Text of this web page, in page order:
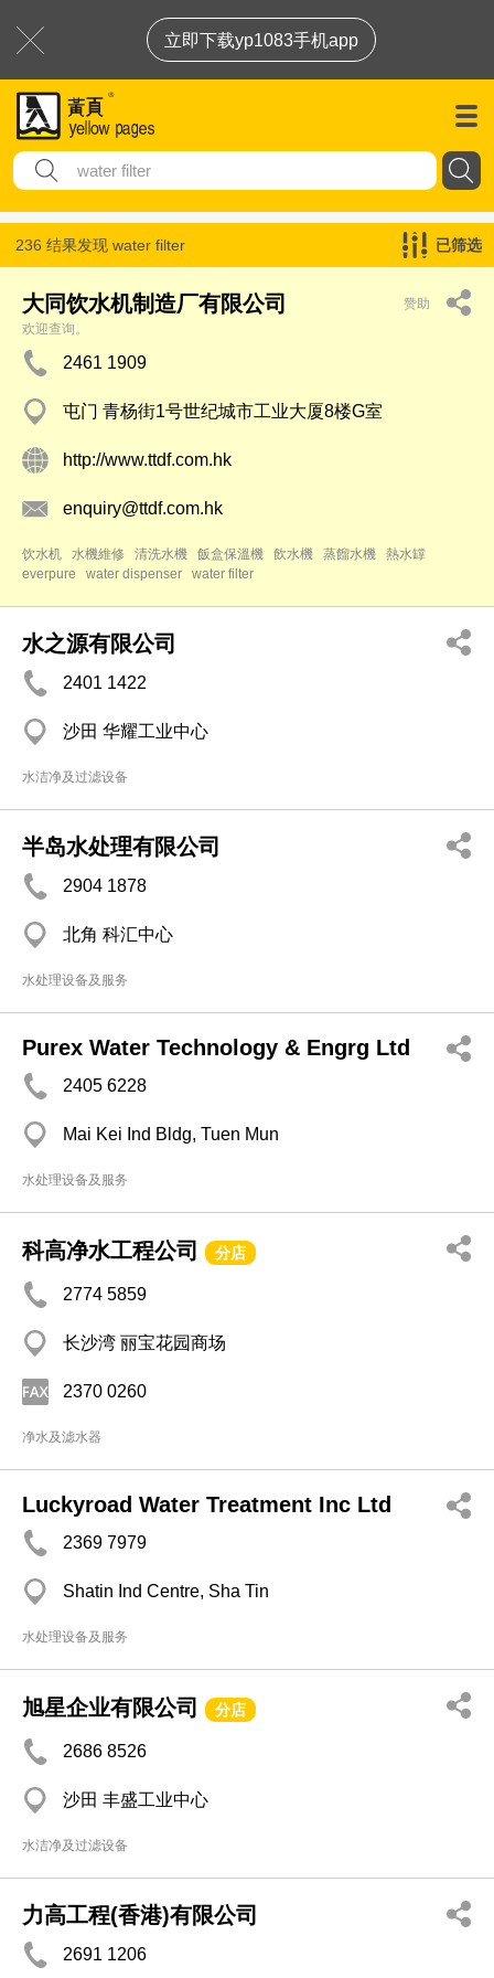
立即下载yp1083手机app
236 结果发现 water filter 已筛选
大同饮水机制造厂有限公司
赞助
欢迎查询。
2461 1909
屯门 青杨街1号世纪城市工业大厦8楼G室
http://www.ttdf.com.hk
enquiry@ttdf.com.hk
饮水机 水機維修 清洗水機 飯盒保溫機 飲水機 蒸餾水機
熱水罉
everpure
water dispenser water filter
水之源有限公司
2401 1422
沙田 华耀工业中心
水洁净及过滤设备
半岛水处理有限公司
2904 1878
北角 科汇中心
水处理设备及服务
Purex Water Technology & Engrg Ltd
2405 6228
Mai Kei Ind Bldg, Tuen Mun
水处理设备及服务
科高净水工程公司 分店
2774 5859
长沙湾 丽宝花园商场
2370 0260
净水及滤水器
Luckyroad Water Treatment Inc Ltd
2369 7979
Shatin Ind Centre, Sha Tin
水处理设备及服务
旭星企业有限公司 分店
2686 8526
沙田 丰盛工业中心
水洁净及过滤设备
力高工程(香港)有限公司
2691 1206